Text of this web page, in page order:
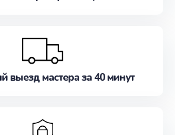
выезд мастера за 40 минут